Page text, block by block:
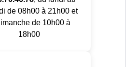
de 08h00 à 21h00 et
de 10h00 à
18h00